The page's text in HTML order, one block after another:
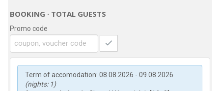
BOOKING · TOTAL GUESTS
Promo code
Term of accomodation: 08.08.2026 - 09.08.2026
(nights: 1)